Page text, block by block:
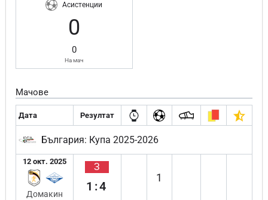
Асистенции
0
0
На мач
Мачове
Дата Резултат
България: Купа 2025-2026
12 окт. 2025
Домакин
З
1:4
1